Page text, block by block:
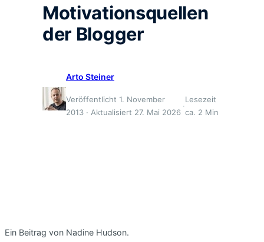
Motivationsquellen
der Blogger
Arto Steiner
Veröffentlicht 1. November
2013 · Aktualisiert 27. Mai 2026
·
Lesezeit
ca. 2 Min
Ein Beitrag von Nadine Hudson.